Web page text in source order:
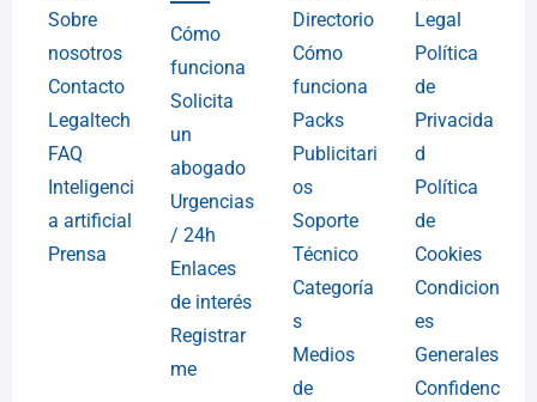
Sobre
nosotros
Contacto
Legaltech
FAQ
Inteligenci
a artificial
Prensa
Cómo
funciona
Solicita
un
abogado
Urgencias
/ 24h
Enlaces
de interés
Registrar
me
Directorio
Cómo
funciona
Packs
Publicitari
os
Soporte
Técnico
Categoría
s
Medios
de
Legal
Política
de
Privacida
d
Política
de
Cookies
Condicion
es
Generales
Confidenc